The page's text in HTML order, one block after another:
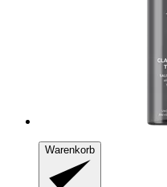
Warenkorb